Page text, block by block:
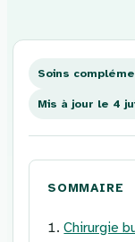
contenu
Soins
Mis à jour le 4
SOMMAIRE
Chirurgie